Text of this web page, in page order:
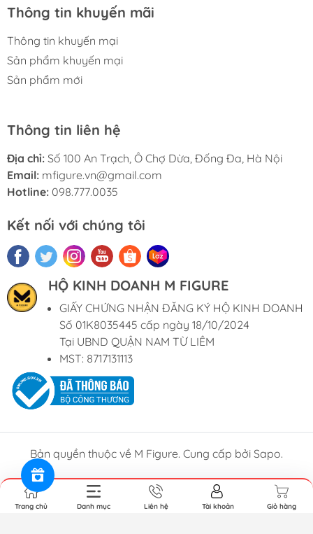
Thông tin khuyến mãi
Thông tin khuyến mại
Sản phẩm khuyến mại
Sản phẩm mới
Thông tin liên hệ
Địa chỉ: Số 100 An Trạch, Ô Chợ Dừa, Đống Đa, Hà Nội
Email: mfigure.vn@gmail.com
Hotline: 098.777.0035
Kết nối với chúng tôi
HỘ KINH DOANH M FIGURE
GIẤY CHỨNG NHẬN ĐĂNG KÝ HỘ KINH DOANH
Số 01K8035445 cấp ngày 18/10/2024
Tại UBND QUẬN NAM TỪ LIÊM
MST: 8717131113
Bản quyền thuộc về M Figure. Cung cấp bởi Sapo.
Trang chủ Danh mục Liên hệ Tài khoản Giỏ hàng